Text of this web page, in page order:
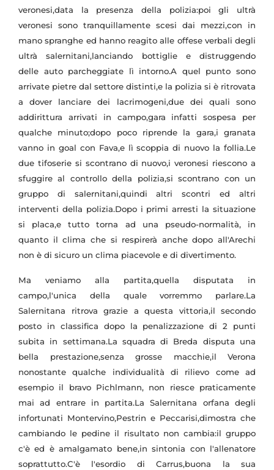
veronesi,data la presenza della polizia:poi gli ultrà
veronesi sono tranquillamente scesi dai mezzi,con in
mano spranghe ed hanno reagito alle offese verbali degli
ultrà salernitani,lanciando bottiglie e distruggendo
delle auto parcheggiate lì intorno.A quel punto sono
arrivate pietre dal settore distinti,e la polizia si è ritrovata
a dover lanciare dei lacrimogeni,due dei quali sono
addirittura arrivati in campo,gara infatti sospesa per
qualche minuto;dopo poco riprende la gara,i granata
vanno in goal con Fava,e lì scoppia di nuovo la follia.Le
due tifoserie si scontrano di nuovo,i veronesi riescono a
sfuggire al controllo della polizia,si scontrano con un
gruppo di salernitani,quindi altri scontri ed altri
interventi della polizia.Dopo i primi arresti la situazione
si placa,e tutto torna ad una pseudo-normalità, in
quanto il clima che si respirerà anche dopo all'Arechi
non è di sicuro un clima piacevole e di divertimento.
Ma veniamo alla partita,quella disputata in
campo,l'unica della quale vorremmo parlare.La
Salernitana ritrova grazie a questa vittoria,il secondo
posto in classifica dopo la penalizzazione di 2 punti
subita in settimana.La squadra di Breda disputa una
bella prestazione,senza grosse macchie,il Verona
nonostante qualche individualità di rilievo come ad
esempio il bravo Pichlmann, non riesce praticamente
mai ad entrare in partita.La Salernitana orfana degli
infortunati Montervino,Pestrin e Peccarisi,dimostra che
cambiando le pedine il risultato non cambia:il gruppo
c'è ed è amalgamato bene,in sintonia con l'allenatore
soprattutto.C'è l'esordio di Carrus,buona la sua